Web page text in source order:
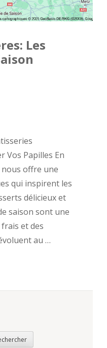
Les
Vos Papilles En
offre une
qui inspirent les
délicieux et
saison sont une
et des
au …